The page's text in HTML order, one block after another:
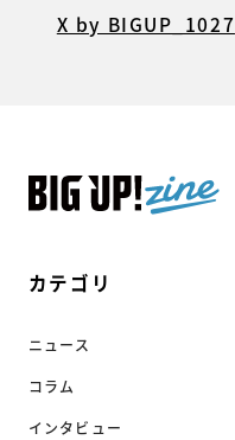
カテゴリ
ニュース
コラム
インタビュー
X by BIGUP_1027